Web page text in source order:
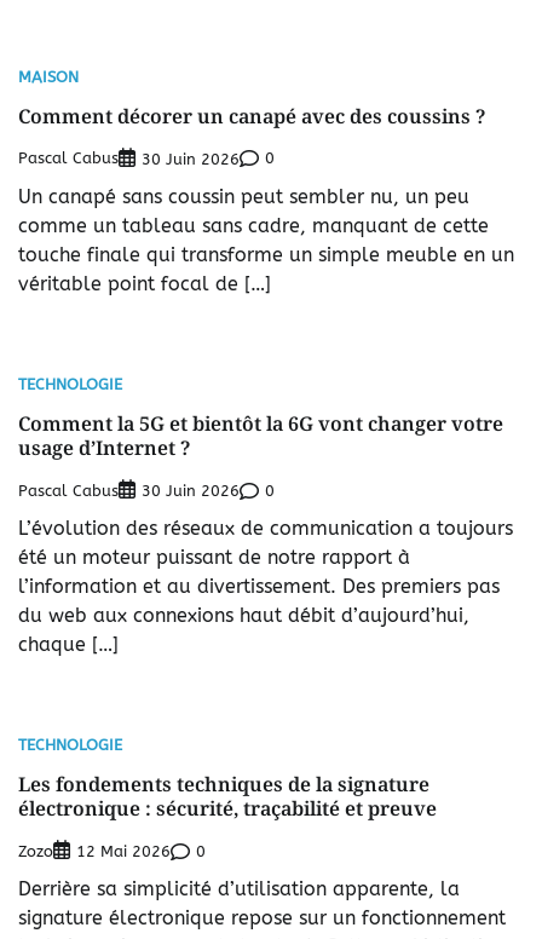
MAISON
Comment décorer un canapé avec des coussins ?
Pascal Cabus 30 Juin 2026 0
Un canapé sans coussin peut sembler nu, un peu
comme un tableau sans cadre, manquant de cette
touche finale qui transforme un simple meuble en un
véritable point focal de […]
TECHNOLOGIE
Comment la 5G et bientôt la 6G vont changer votre
usage d’Internet ?
Pascal Cabus 30 Juin 2026 0
L’évolution des réseaux de communication a toujours
été un moteur puissant de notre rapport à
l’information et au divertissement. Des premiers pas
du web aux connexions haut débit d’aujourd’hui,
chaque […]
TECHNOLOGIE
Les fondements techniques de la signature
électronique : sécurité, traçabilité et preuve
Zozo 12 Mai 2026 0
Derrière sa simplicité d’utilisation apparente, la
signature électronique repose sur un fonctionnement